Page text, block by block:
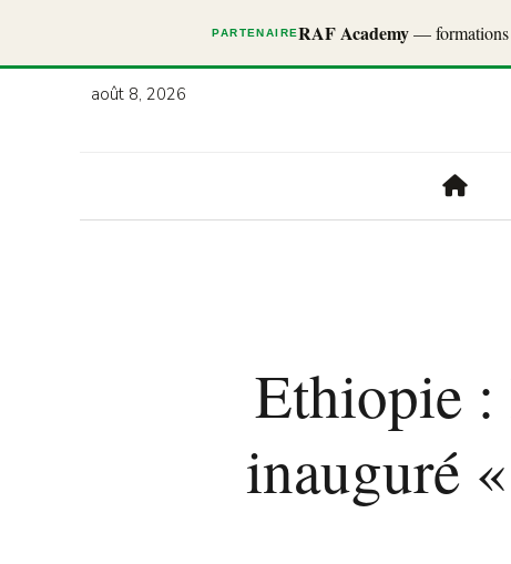
PARTENAIRERAF Academy— formations
août 8, 2026
Ethiopie :
inauguré